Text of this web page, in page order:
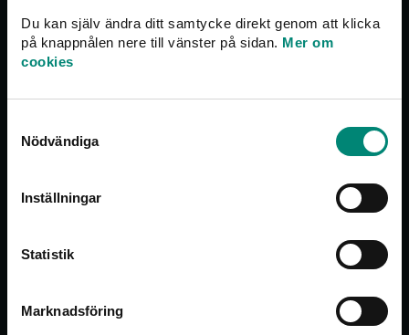
Du kan själv ändra ditt samtycke direkt genom att klicka
på knappnålen nere till vänster på sidan. Mer om
cookies
Nödvändiga
Inställningar
Statistik
Marknadsföring
Om oss
människor har goda förutsättningar att skapa sig ett
människor som förlorar sitt jobb får den ersättning de
Vi är Sveriges största a-kassa med 820 000